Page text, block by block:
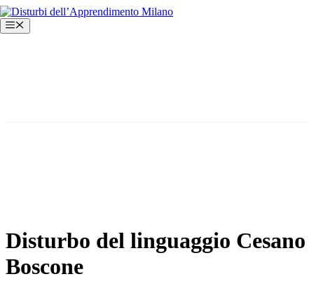
Vai
al
contenuto
Menu
Disturbo del linguaggio Cesano
Boscone